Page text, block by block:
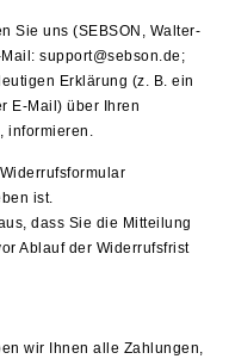
Sie uns (SEBSON, Walter-
support@sebson.de ;
Erklärung (z. B. ein
E-Mail) über Ihren
informieren.
ist.
dass Sie die Mitteilung
Ablauf der Widerrufsfrist
wir Ihnen alle Zahlungen,